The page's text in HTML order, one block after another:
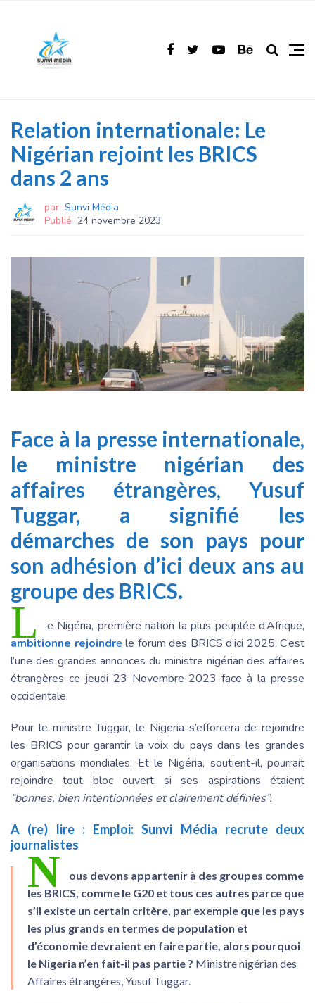
Relation internationale: Le
Nigérian rejoint les BRICS
dans 2 ans
par Sunvi Média
Publié 24 novembre 2023
Face à la presse internationale,
le ministre nigérian des
affaires étrangères, Yusuf
Tuggar, a signifié les
démarches de son pays pour
son adhésion d’ici deux ans au
groupe des BRICS.
L
e Nigéria, première nation la plus peuplée d’Afrique,
ambitionne rejoindre le forum des BRICS d’ici 2025. C’est
l’une des grandes annonces du ministre nigérian des affaires
étrangères ce jeudi 23 Novembre 2023 face à la presse
occidentale.
Pour le ministre Tuggar, le Nigeria s’efforcera de rejoindre
les BRICS pour garantir la voix du pays dans les grandes
organisations mondiales. Et le Nigéria, soutient-il, pourrait
rejoindre tout bloc ouvert si ses aspirations étaient
“bonnes, bien intentionnées et clairement définies”.
A (re) lire : Emploi: Sunvi Média recrute deux
journalistes
N
ous devons appartenir à des groupes comme
les BRICS, comme le G20 et tous ces autres parce que
s’il existe un certain critère, par exemple que les pays
les plus grands en termes de population et
d’économie devraient en faire partie, alors pourquoi
le Nigeria n’en fait-il pas partie ? Ministre nigérian des
Affaires étrangères, Yusuf Tuggar.